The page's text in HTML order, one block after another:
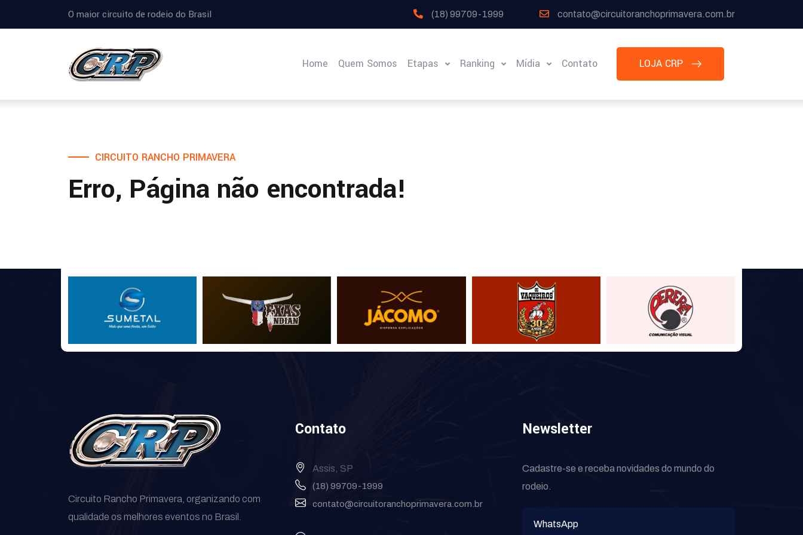
O maior circuito de rodeio do Brasil (18) 99709-1999 contato@circuitoranchoprimavera.com.br
Home Quem Somos Etapas Ranking Mídia Contato LOJA CRP
CIRCUITO RANCHO PRIMAVERA
Erro, Página não encontrada!
Circuito Rancho Primavera, organizando com
qualidade os melhores eventos no Brasil.
Contato
Assis, SP
(18) 99709-1999
contato@circuitoranchoprimavera.com.br
Newsletter
Cadastre-se e receba novidades do mundo do
rodeio.